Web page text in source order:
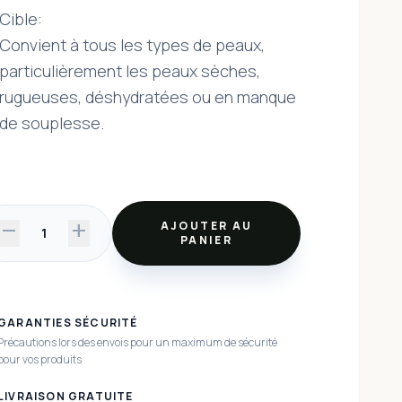
Cible:
Convient à tous les types de peaux,
particulièrement les peaux sèches,
rugueuses, déshydratées ou en manque
de souplesse.
remove 1 add
AJOUTER AU
PANIER
SÉCURITÉ
lors des envois pour un maximum de sécurité
vos produits
GRATUITE